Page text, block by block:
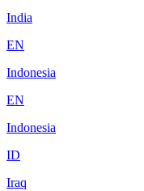
India
EN
Indonesia
EN
Indonesia
ID
Iraq